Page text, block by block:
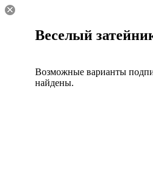
Веселый
Возможные варианты
найдены.